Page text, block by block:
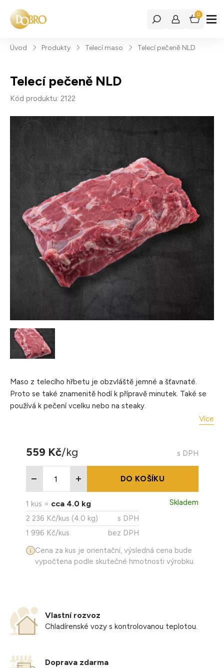
0
Úvod Produkty Telecí maso Telecí pečeně NLD
Telecí pečeně NLD
Kód produktu: 2122
Maso z telecího hřbetu je obzvláště jemné a šťavnaté.
Proto se také znamenitě hodí k přípravě minutek. Také se
používá k pečení vcelku nebo na steaky.
Balení: chlazené, balené po cca 1 ks, vakuované
Skladování: Uchovávejte při teplotě 0–4 °C
Více
559 Kč/kg s DPH
DO KOŠÍKU
1 kus = cca 4.0 kg
2 236 Kč/kus (4.0 kg)
s DPH
1 996 Kč/kus
bez DPH
Skladem
Cena za kus je orientační, výsledná cena bude
vypočtena podle skutečné hmotnosti výrobku.
Vlastní rozvoz
Chladírenské vozy s kontrolovanou teplotou.
Doprava zdarma